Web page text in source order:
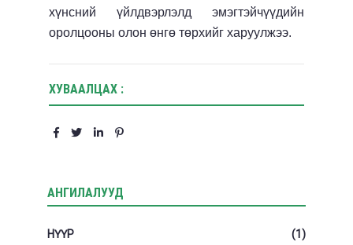
хүнсний үйлдвэрлэлд эмэгтэйчүүдийн
оролцооны олон өнгө төрхийг харуулжээ.
ХУВААЛЦАХ :
АНГИЛАЛУУД
НҮҮР
(1)